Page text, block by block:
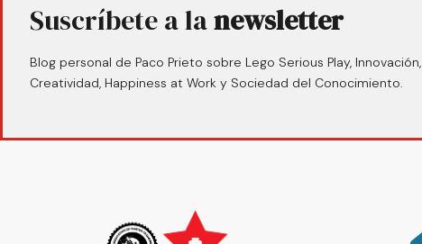
Suscríbete a lanewsletter
Blog personal de Paco Prieto sobre Lego Serious Play, Innovación,
Creatividad, Happiness at Work y Sociedad del Conocimiento.